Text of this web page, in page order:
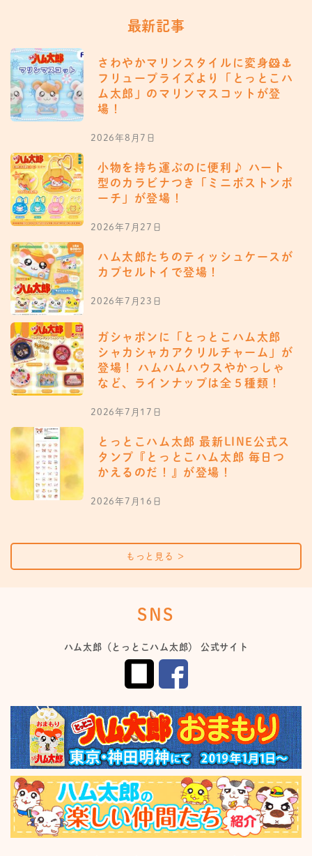
最新記事
さわやかマリンスタイルに変身🐹⚓️
フリュープライズより「とっとこハ
ム太郎」のマリンマスコットが登
場！
2026年8月7日
小物を持ち運ぶのに便利♪ ハート
型のカラビナつき「ミニボストンポ
ーチ」が登場！
2026年7月27日
ハム太郎たちのティッシュケースが
カプセルトイで登場！
2026年7月23日
ガシャポンに「とっとこハム太郎
シャカシャカアクリルチャーム」が
登場！ ハムハムハウスやかっしゃ
など、ラインナップは全５種類！
2026年7月17日
とっとこハム太郎 最新LINE公式ス
タンプ『とっとこハム太郎 毎日つ
かえるのだ！』が登場！
2026年7月16日
もっと見る ＞
SNS
ハム太郎（とっとこハム太郎） 公式サイト